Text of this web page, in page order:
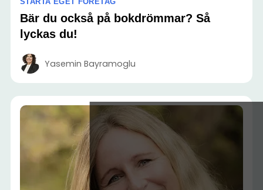
Bär du också på bokdrömmar? Så
lyckas du!
Yasemin Bayramoglu